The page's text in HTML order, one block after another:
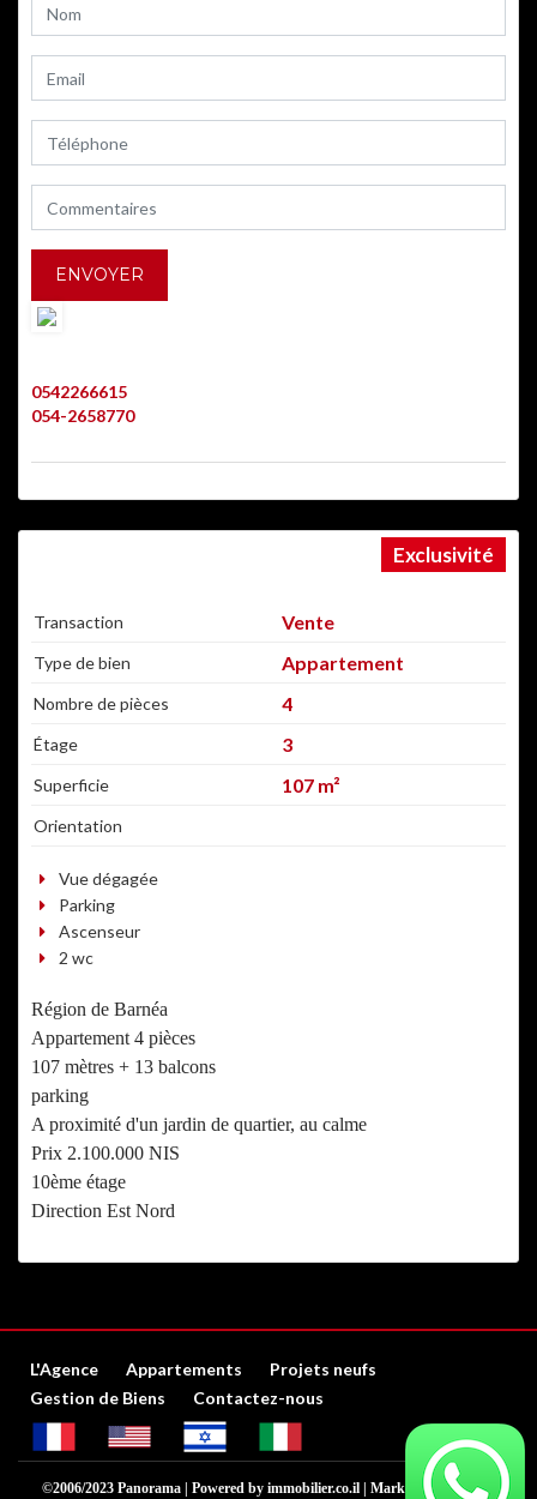
0542266615
054-2658770
Exclusivité
Transaction Vente
Type de bien Appartement
Nombre de pièces 4
Étage 3
Superficie 107 m²
Orientation
Vue dégagée
Parking
Ascenseur
2 wc
Région de Barnéa
Appartement 4 pièces
107 mètres + 13 balcons
parking
A proximité d'un jardin de quartier, au calme
Prix 2.100.000 NIS
10ème étage
Direction Est Nord
L'Agence Appartements
Projets neufs
Gestion de Biens
Contactez-nous
©2006/2023 Panorama | Powered by immobilier.co.il| Marketing digital by